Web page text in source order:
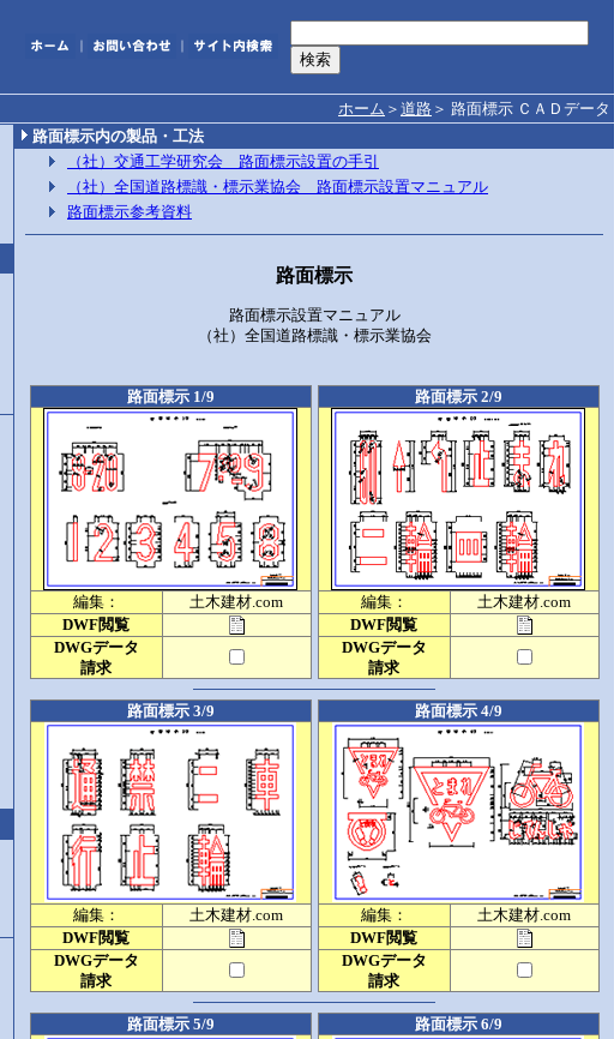
｜ ｜
ホーム ＞ 道路 ＞ 路面標示 ＣＡＤデータ
路面標示内の製品・工法
（社）交通工学研究会 路面標示設置の手引
（社）全国道路標識・標示業協会 路面標示設置マニュアル
路面標示参考資料
路面標示
路面標示設置マニュアル
（社）全国道路標識・標示業協会
路面標示 1/9
編集：
土木建材.com
DWF閲覧
DWGデータ
請求
路面標示 2/9
編集：
土木建材.com
DWF閲覧
DWGデータ
請求
路面標示 3/9
編集：
土木建材.com
DWF閲覧
DWGデータ
請求
路面標示 4/9
編集：
土木建材.com
DWF閲覧
DWGデータ
請求
路面標示 5/9 路面標示 6/9